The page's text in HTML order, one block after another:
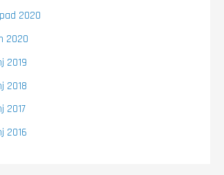
2020
2020
2019
2018
2017
2016